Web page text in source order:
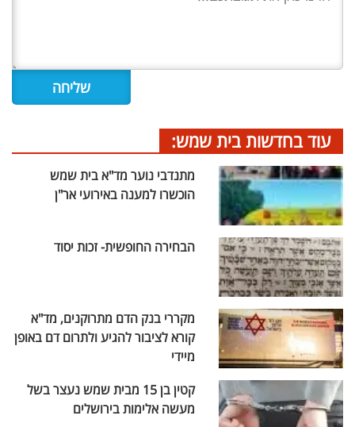
עוד בחדשות בית שמש:
מתנדבי נוער מד"א בית שמש
הוכשרו למענה באירועי אר"ן
הבחירה החופשית- זכות יסוד
מקררי בנק הדם מתרוקנים, מד"א
קורא לציבור להגיע ולתרום דם באופן
מיידי
קטין בן 15 מבית שמש נעצר בשל
מעשה אלימות בירושלים